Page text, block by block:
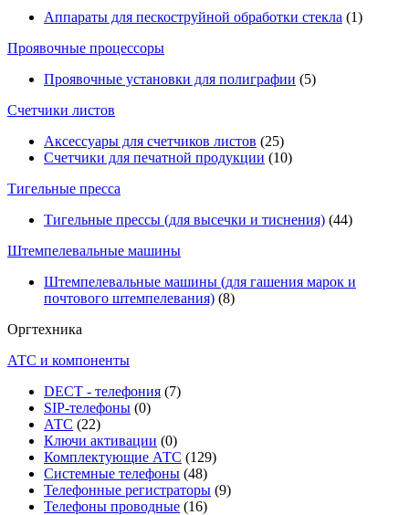
Аппараты для пескоструйной обработки стекла (1)
Проявочные процессоры
Проявочные установки для полиграфии (5)
Счетчики листов
Аксессуары для счетчиков листов (25)
Счетчики для печатной продукции (10)
Тигельные пресса
Тигельные прессы (для высечки и тиснения) (44)
Штемпелевальные машины
Штемпелевальные машины (для гашения марок и
почтового штемпелевания) (8)
Оргтехника
АТС и компоненты
DECT - телефония (7)
SIP-телефоны (0)
АТС (22)
Ключи активации (0)
Комплектующие АТС (129)
Системные телефоны (48)
Телефонные регистраторы (9)
Телефоны проводные (16)